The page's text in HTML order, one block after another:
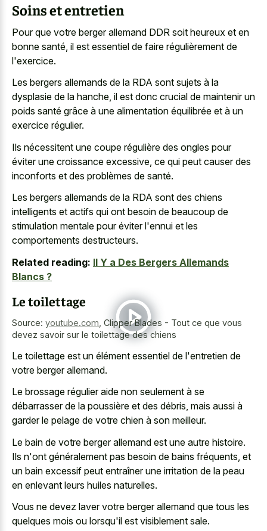
Soins et entretien
Pour que votre berger allemand DDR soit heureux et en
bonne santé, il est essentiel de faire régulièrement de
l'exercice.
Les bergers allemands de la RDA sont sujets à la
dysplasie de la hanche, il est donc crucial de maintenir un
poids santé grâce à une alimentation équilibrée et à un
exercice régulier.
Ils nécessitent une coupe régulière des ongles pour
éviter une croissance excessive, ce qui peut causer des
inconforts et des problèmes de santé.
Les bergers allemands de la RDA sont des chiens
intelligents et actifs qui ont besoin de beaucoup de
stimulation mentale pour éviter l'ennui et les
comportements destructeurs.
Related reading: Il Y a Des Bergers Allemands
Blancs ?
Le toilettage
Source: youtube.com Clipper Blades - Tout ce que vous
devez savoir sur le toilettage des chiens
Le toilettage est un élément essentiel de l'entretien de
votre berger allemand.
Le brossage régulier aide non seulement à se
débarrasser de la poussière et des débris, mais aussi à
garder le pelage de votre chien à son meilleur.
Le bain de votre berger allemand est une autre histoire.
Ils n'ont généralement pas besoin de bains fréquents, et
un bain excessif peut entraîner une irritation de la peau
en enlevant leurs huiles naturelles.
Vous ne devez laver votre berger allemand que tous les
quelques mois ou lorsqu'il est visiblement sale.